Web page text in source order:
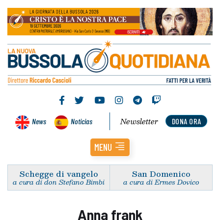
News Noticias DONA ORA
Newsletter
MENU
Schegge di vangelo
a cura di don Stefano Bimbi
San Domenico
a cura di Ermes Dovico
Anna frank